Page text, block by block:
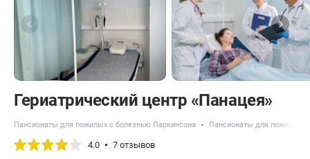
​Гериатрический центр «Панацея»
Пансионаты для пожилых с болезнью Паркинсона Пансионаты для пожилых
4.0 7 отзывов